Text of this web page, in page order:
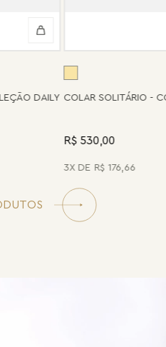
DAILY COLAR SOLITÁRIO -
R$ 530,00
3 R$ 176,66